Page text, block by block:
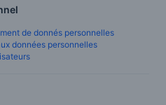
de donnés personnelles
données personnelles